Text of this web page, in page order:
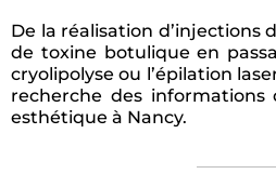
De la réalisation d’injections
de toxine botulique en
cryolipolyse ou l’épilation
recherche des informations
esthétique à Nancy.